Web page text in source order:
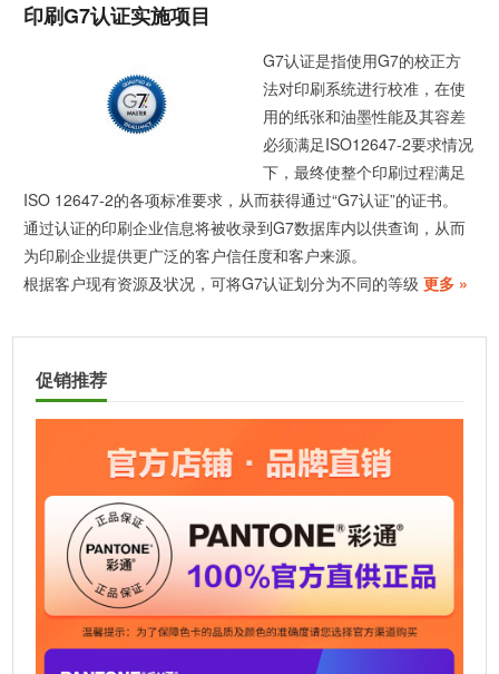
印刷G7认证实施项目
G7认证是指使用G7的校正方
法对印刷系统进行校准，在使
用的纸张和油墨性能及其容差
必须满足ISO12647-2要求情况
下，最终使整个印刷过程满足
ISO 12647-2的各项标准要求，从而获得通过“G7认证”的证书。
通过认证的印刷企业信息将被收录到G7数据库内以供查询，从而
为印刷企业提供更广泛的客户信任度和客户来源。
根据客户现有资源及状况，可将G7认证划分为不同的等级 更多 »
促销推荐